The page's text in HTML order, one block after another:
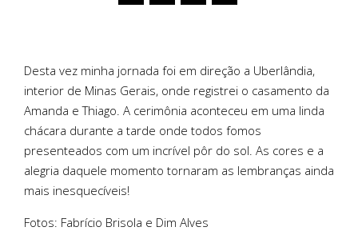
Desta vez minha jornada foi em direção a Uberlândia,
interior de Minas Gerais, onde registrei o casamento da
Amanda e Thiago. A cerimônia aconteceu em uma linda
chácara durante a tarde onde todos fomos
presenteados com um incrível pôr do sol. As cores e a
alegria daquele momento tornaram as lembranças ainda
mais inesquecíveis!
Fotos: Fabrício Brisola e Dim Alves